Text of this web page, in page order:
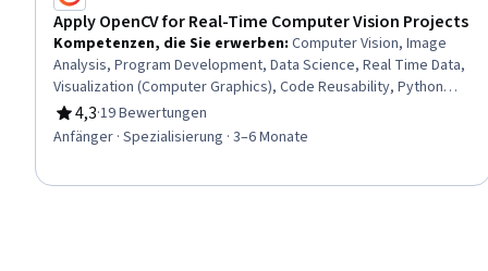
Apply OpenCV for Real-Time Computer Vision Projects
Kompetenzen, die Sie erwerben: Computer Vision, Image
Analysis, Program Development, Data Science, Real Time Data,
Visualization (Computer Graphics), Code Reusability, Python
Programming, Development Environment, Model Training,
Classification Algorithms, File I/O, Color Matching, System
4,3
Bewertung, 4,3 von 5 Sternen
·19 Bewertungen
Anfänger · Spezialisierung · 3–6 Monate